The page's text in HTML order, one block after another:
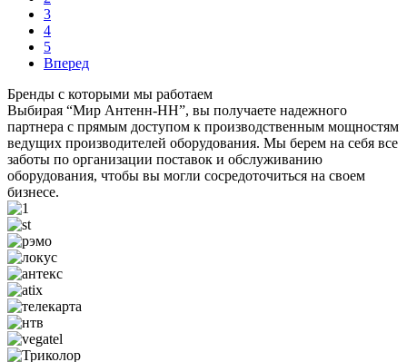
3
4
5
Вперед
Бренды с которыми мы работаем
Выбирая “Мир Антенн-НН”, вы получаете надежного
партнера с прямым доступом к производственным мощностям
ведущих производителей оборудования. Мы берем на себя все
заботы по организации поставок и обслуживанию
оборудования, чтобы вы могли сосредоточиться на своем
бизнесе.